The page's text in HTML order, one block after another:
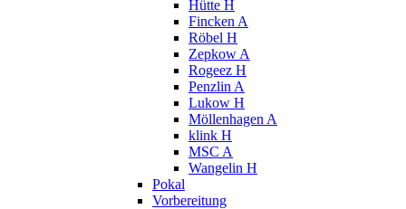
Hütte H
Fincken A
Röbel H
Zepkow A
Rogeez H
Penzlin A
Lukow H
Möllenhagen A
klink H
MSC A
Wangelin H
Pokal
Vorbereitung